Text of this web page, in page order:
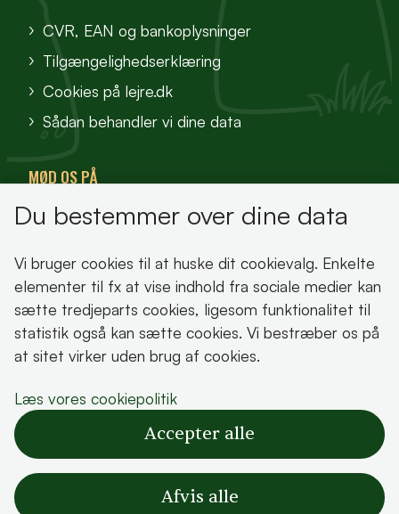
CVR, EAN og bankoplysninger
Tilgængelighedserklæring
Cookies på lejre.dk
Sådan behandler vi dine data
MØD OS PÅ
VisitFjordlandet
Oplev Lejre
Dette indhold kræver cookies for at blive vist
Læs vores cookiepolitik
Du bestemmer over dine data
Vi bruger cookies til at huske dit cookievalg. Enkelte
elementer til fx at vise indhold fra sociale medier kan
sætte tredjeparts cookies, ligesom funktionalitet til
statistik også kan sætte cookies. Vi bestræber os på
at sitet virker uden brug af cookies.
Læs vores cookiepolitik
Accepter alle
Afvis alle